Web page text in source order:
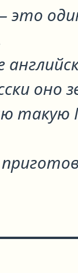
это
оно
такую